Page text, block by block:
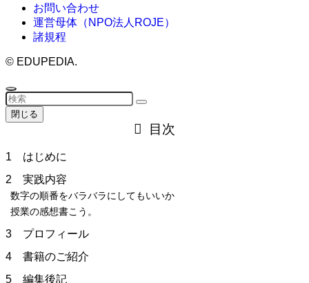
お問い合わせ
運営母体（NPO法人ROJE）
諸規程
© EDUPEDIA.
閉じる
目次
1 はじめに
2 実践内容
数字の順番をバラバラにしてもいいか
授業の感想書こう。
3 プロフィール
4 書籍のご紹介
5 編集後記